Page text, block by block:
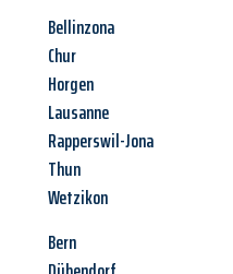
Bellinzona
Chur
Horgen
Lausanne
Rapperswil-Jona
Thun
Wetzikon
Bern